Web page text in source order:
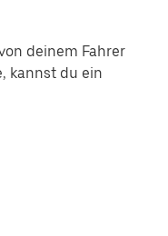
deinem Fahrer
kannst du ein